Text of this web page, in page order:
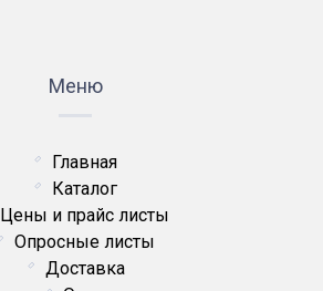
Меню
Главная
Каталог
Цены и прайс листы
Опросные листы
Доставка